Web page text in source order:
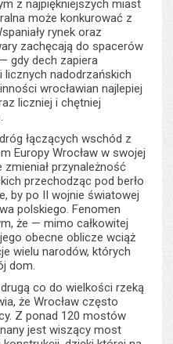
z najpiękniejszych miast
może konkurować z
rynek oraz
zachęcają do spacerów
gdy dech zapiera
licznych nadodrzańskich
wrocławian najlepiej
liczniej i chętniej
łączących wschód z
Europy Wrocław w swojej
przynależność
przechodząc pod berło
by po II wojnie światowej
polskiego. Fenomen
że — mimo całkowitej
obecne oblicze wciąż
wielu narodów, których
dom.
co do wielkości rzeką
że Wrocław często
Z ponad 120 mostów
jest wiszący most